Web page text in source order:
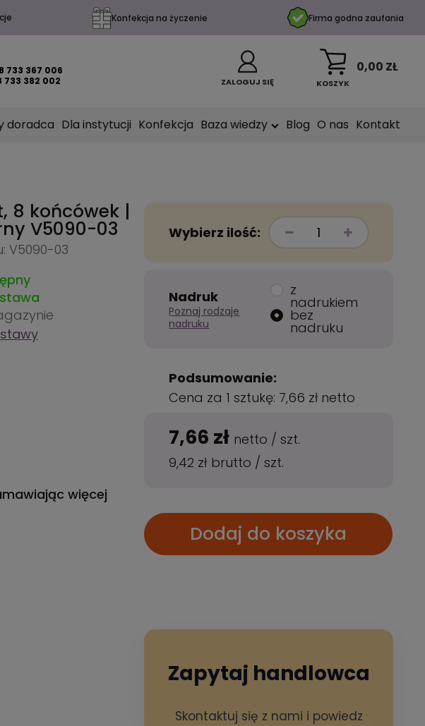
Konfekcja na życzenie Firma godna zaufania
733 367 006
733 382 002 ZALOGUJ SIĘ KOSZYK
0,00 ZŁ
doradca Dla instytucji Konfekcja Baza wiedzy Blog O nas Kontakt
8 końcówek |
V5090-03
V5090-03
więcej
Wybierz ilość:
Nadruk
Poznaj rodzaje
nadruku
z
nadrukiem
bez
nadruku
Podsumowanie:
Cena za 1 sztukę: 7,66 zł netto
7,66 zł netto /szt.
9,42 zł brutto /szt.
Dodaj do koszyka
Zapytaj handlowca
Skontaktuj się z nami i powiedz